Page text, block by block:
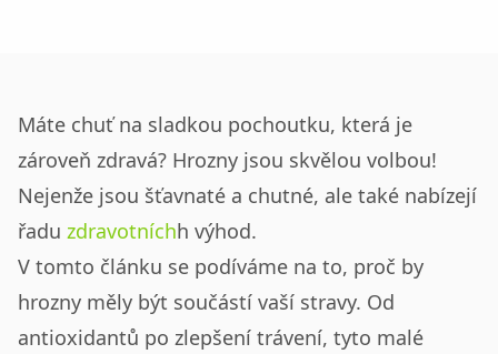
Máte chuť na sladkou pochoutku, která je
zároveň zdravá? Hrozny jsou skvělou volbou!
Nejenže jsou šťavnaté a chutné, ale také nabízejí
řadu zdravotníchh výhod.
V tomto článku se podíváme na to, proč by
hrozny měly být součástí vaší stravy. Od
antioxidantů po zlepšení trávení, tyto malé